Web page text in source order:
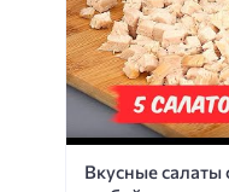
Вкусные салаты